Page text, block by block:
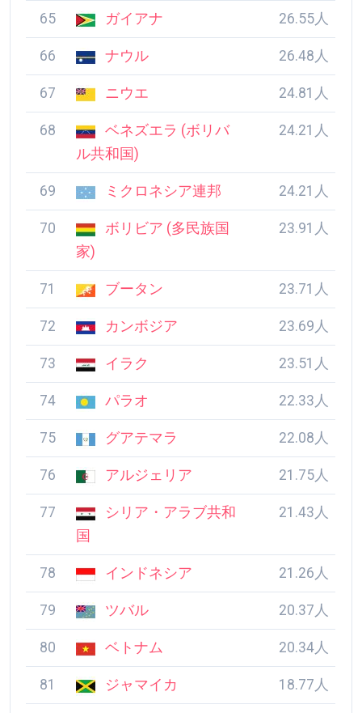
65 ガイアナ 26.55人
66 ナウル 26.48人
67 ニウエ 24.81人
68
ベネズエラ (ボリバ
ル共和国)
24.21人
69 ミクロネシア連邦 24.21人
70
ボリビア (多民族国
家)
23.91人
71 ブータン 23.71人
72 カンボジア 23.69人
73 イラク 23.51人
74 パラオ 22.33人
75 グアテマラ 22.08人
76 アルジェリア 21.75人
77
シリア・アラブ共和
国
21.43人
78 インドネシア 21.26人
79 ツバル 20.37人
80 ベトナム 20.34人
81 ジャマイカ 18.77人